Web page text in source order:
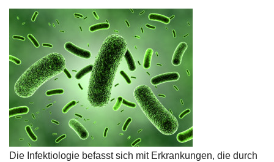
Die Infektiologie befasst sich mit Erkrankungen, die durch